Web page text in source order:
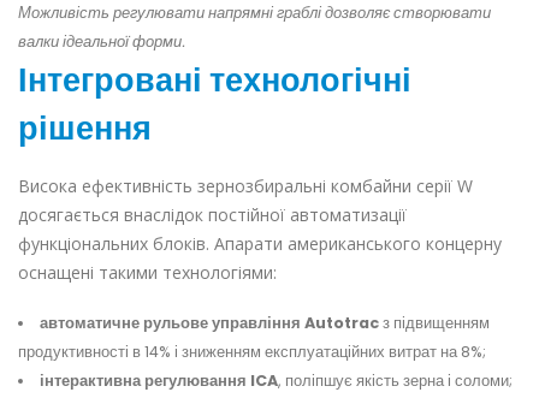
Можливість регулювати напрямні граблі дозволяє створювати
валки ідеальної форми.
Інтегровані технологічні
рішення
Висока ефективність зернозбиральні комбайни серії W
досягається внаслідок постійної автоматизації
функціональних блоків. Апарати американського концерну
оснащені такими технологіями:
автоматичне рульове управління Autotracз підвищенням
продуктивності в 14% і зниженням експлуатаційних витрат на 8%;
інтерактивна регулювання ICA, поліпшує якість зерна і соломи;